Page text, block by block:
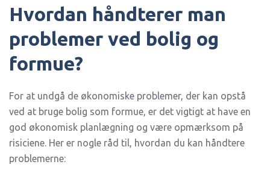
Hvordan håndterer man
problemer ved bolig og
formue?
For at undgå de økonomiske problemer, der kan opstå
ved at bruge bolig som formue, er det vigtigt at have en
god økonomisk planlægning og være opmærksom på
risiciene. Her er nogle råd til, hvordan du kan håndtere
problemerne: